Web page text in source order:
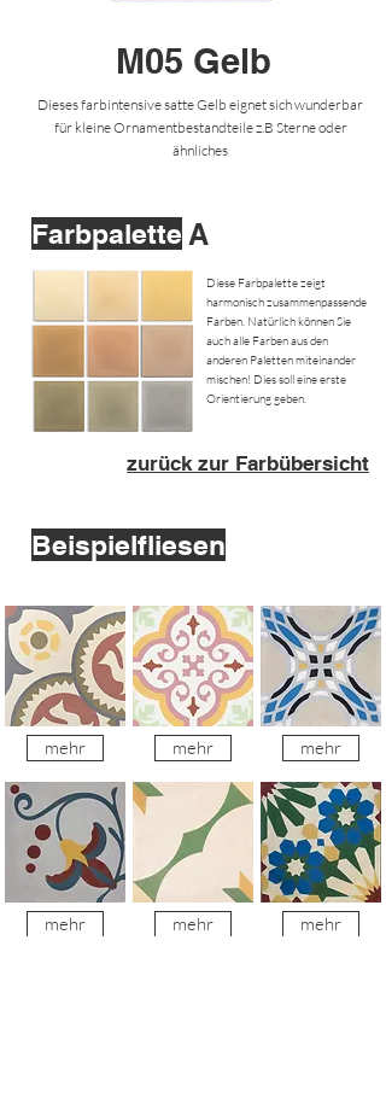
M05 Gelb
Dieses farbintensive satte Gelb eignet sich wunderbar
für kleine Ornamentbestandteile z.B Sterne oder
ähnliches
Farbpalette A
Diese Farbpalette zeigt
harmonisch zusammenpassende
Farben. Natürlich können Sie
auch alle Farben aus den
anderen Paletten miteinander
mischen! Dies soll eine erste
Orientierung geben.
zurück zur Farbübersicht
Beispielfliesen
mehr
mehr
mehr
mehr
mehr
mehr